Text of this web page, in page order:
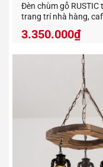
Đèn chùm gỗ RUSTIC
trang trí nhà hàng,
3.350.000₫